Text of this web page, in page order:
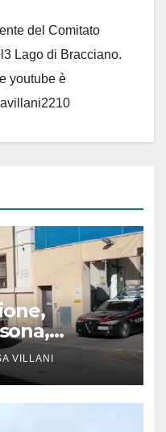
del Comitato
Lago di Bracciano.
youtube è
Otto
VILLANI